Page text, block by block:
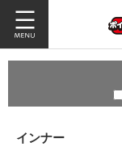
インナー